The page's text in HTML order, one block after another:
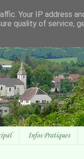
Infos Pratiques
Your IP address
quality of service,